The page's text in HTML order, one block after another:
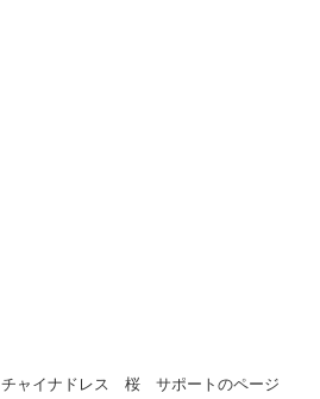
チャイナドレス 桜 サポートのページ